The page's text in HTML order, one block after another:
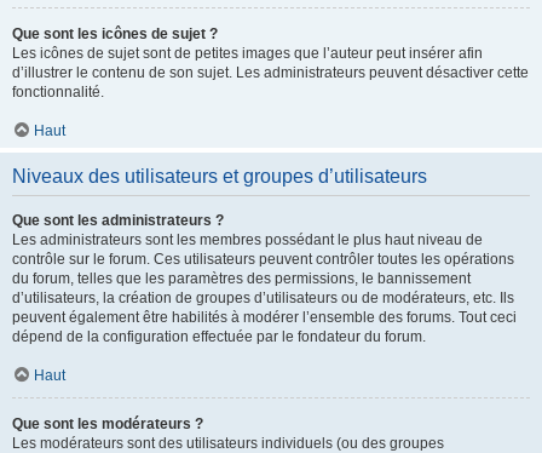
Que sont les icônes de sujet ?
Les icônes de sujet sont de petites images que l’auteur peut insérer afin
d’illustrer le contenu de son sujet. Les administrateurs peuvent désactiver cette
fonctionnalité.
Haut
Niveaux des utilisateurs et groupes d’utilisateurs
Que sont les administrateurs ?
Les administrateurs sont les membres possédant le plus haut niveau de
contrôle sur le forum. Ces utilisateurs peuvent contrôler toutes les opérations
du forum, telles que les paramètres des permissions, le bannissement
d’utilisateurs, la création de groupes d’utilisateurs ou de modérateurs, etc. Ils
peuvent également être habilités à modérer l’ensemble des forums. Tout ceci
dépend de la configuration effectuée par le fondateur du forum.
Haut
Que sont les modérateurs ?
Les modérateurs sont des utilisateurs individuels (ou des groupes